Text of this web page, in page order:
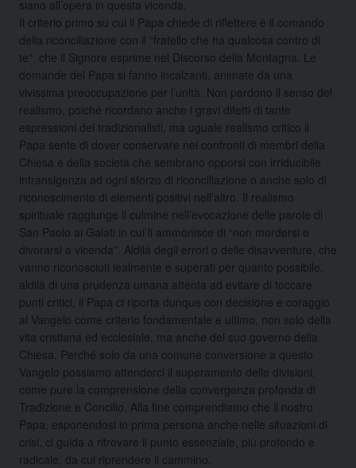
siano all’opera in questa vicenda.
Il criterio primo su cui il Papa chiede di riflettere è il comando
della riconciliazione con il “fratello che ha qualcosa contro di
te”, che il Signore esprime nel Discorso della Montagna. Le
domande del Papa si fanno incalzanti, animate da una
vivissima preoccupazione per l’unità. Non perdono il senso del
realismo, poiché ricordano anche i gravi difetti di tante
espressioni dei tradizionalisti, ma uguale realismo critico il
Papa sente di dover conservare nei confronti di membri della
Chiesa e della società che sembrano opporsi con irriducibile
intransigenza ad ogni sforzo di riconciliazione o anche solo di
riconoscimento di elementi positivi nell’altro. Il realismo
spirituale raggiunge il culmine nell’evocazione delle parole di
San Paolo ai Galati in cui li ammonisce di “non mordersi e
divorarsi a vicenda”. Aldilà degli errori o delle disavventure, che
vanno riconosciuti lealmente e superati per quanto possibile,
aldilà di una prudenza umana attenta ad evitare di toccare
punti critici, il Papa ci riporta dunque con decisione e coraggio
al Vangelo come criterio fondamentale e ultimo, non solo della
vita cristiana ed ecclesiale, ma anche del suo governo della
Chiesa. Perché solo da una comune conversione a questo
Vangelo possiamo attenderci il superamento delle divisioni,
come pure la comprensione della convergenza profonda di
Tradizione e Concilio. Alla fine comprendiamo che il nostro
Papa, esponendosi in prima persona anche nelle situazioni di
crisi, ci guida a ritrovare il punto essenziale, più profondo e
radicale, da cui riprendere il cammino.